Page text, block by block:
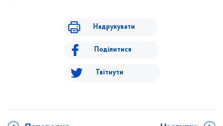
Надрукувати
Поділитися
Твітнути